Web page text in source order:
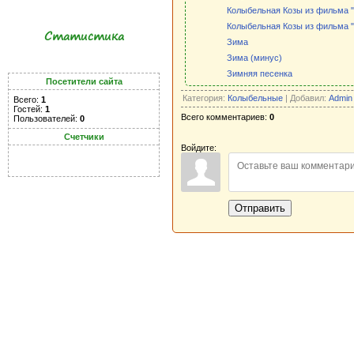
Статистика
Посетители сайта
Всего: 1
Гостей: 1
Пользователей: 0
Счетчики
Колыбельная Козы из фильма
Колыбельная Козы из фильма
Зима
Зима (минус)
Зимняя песенка
Категория: Колыбельные | Добавил: Admin
Всего комментариев: 0
Войдите:
Отправить